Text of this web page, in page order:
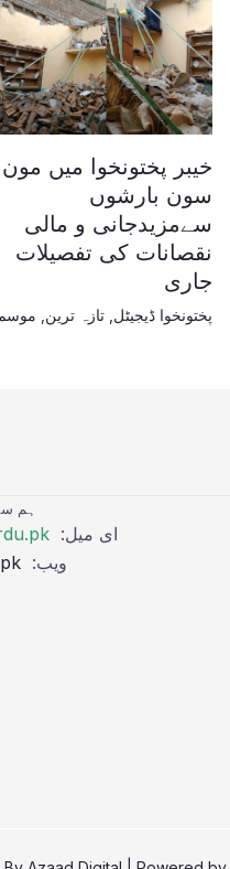
خیبر پختونخوا میں مون
سون بارشوں
سےمزیدجانی و مالی
نقصانات کی تفصیلات
جاری
پختونخوا ڈیجیٹل ,تازہ ترین موسم
ہم
ای میل:
ویب: